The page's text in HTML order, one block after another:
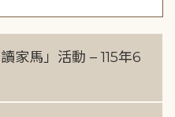
家馬」活動 – 115年6